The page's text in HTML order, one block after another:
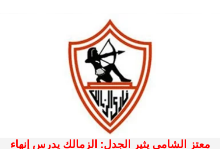
معتز الشامي يثير الجدل: الزمالك يدرس إنهاء